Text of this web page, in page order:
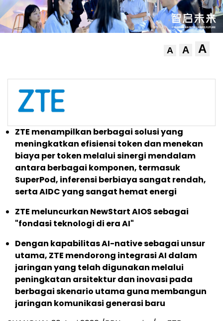
A A A
ZTE menampilkan berbagai solusi yang
meningkatkan efisiensi token dan menekan
biaya per token melalui sinergi mendalam
antara berbagai komponen, termasuk
SuperPod, inferensi berbiaya sangat rendah,
serta AIDC yang sangat hemat energi
ZTE meluncurkan NewStart AIOS sebagai
"fondasi teknologi di era AI"
Dengan kapabilitas AI-native sebagai unsur
utama, ZTE mendorong integrasi AI dalam
jaringan yang telah digunakan melalui
peningkatan arsitektur dan inovasi pada
berbagai skenario utama guna membangun
jaringan komunikasi generasi baru